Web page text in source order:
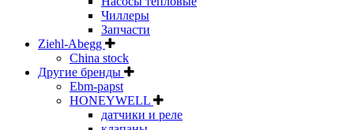
Чиллеры
Запчасти
Ziehl-Abegg
China stock
Другие бренды
Ebm-papst
HONEYWELL
датчики и реле